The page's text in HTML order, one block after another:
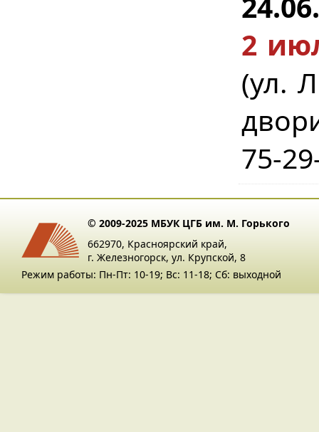
2
(ул.
75-
© 2009-2025 МБУК ЦГБ им. М. Горького
662970, Красноярский край,
г. Железногорск, ул. Крупской, 8
Режим работы: Пн-Пт: 10-19; Вс: 11-18; Сб: выходной